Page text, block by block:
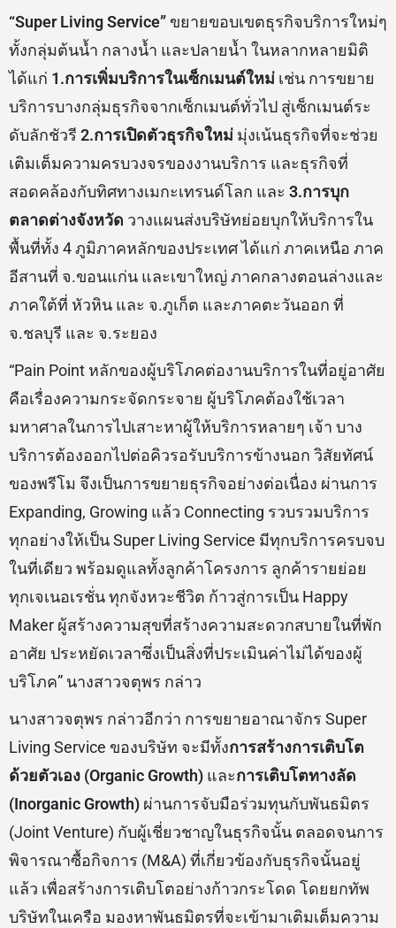
“Super Living Service” ขยายขอบเขตธุรกิจบริการใหม่ๆ
ทั้งกลุ่มต้นน้ำ กลางน้ำ และปลายน้ำ ในหลากหลายมิติ
ได้แก่ 1.การเพิ่มบริการในเซ็กเมนต์ใหม่ เช่น การขยาย
บริการบางกลุ่มธุรกิจจากเซ็กเมนต์ทั่วไป สู่เซ็กเมนต์ระ
ดับลักชัวรี 2.การเปิดตัวธุรกิจใหม่ มุ่งเน้นธุรกิจที่จะช่วย
เติมเต็มความครบวงจรของงานบริการ และธุรกิจที่
สอดคล้องกับทิศทางเมกะเทรนด์โลก และ 3.การบุก
ตลาดต่างจังหวัด วางแผนส่งบริษัทย่อยบุกให้บริการใน
พื้นที่ทั้ง 4 ภูมิภาคหลักของประเทศ ได้แก่ ภาคเหนือ ภาค
อีสานที่ จ.ขอนแก่น และเขาใหญ่ ภาคกลางตอนล่างและ
ภาคใต้ที่ หัวหิน และ จ.ภูเก็ต และภาคตะวันออก ที่
จ.ชลบุรี และ จ.ระยอง
“Pain Point หลักของผู้บริโภคต่องานบริการในที่อยู่อาศัย
คือเรื่องความกระจัดกระจาย ผู้บริโภคต้องใช้เวลา
มหาศาลในการไปเสาะหาผู้ให้บริการหลายๆ เจ้า บาง
บริการต้องออกไปต่อคิวรอรับบริการข้างนอก วิสัยทัศน์
ของพรีโม จึงเป็นการขยายธุรกิจอย่างต่อเนื่อง ผ่านการ
Expanding, Growing แล้ว Connecting รวบรวมบริการ
ทุกอย่างให้เป็น Super Living Service มีทุกบริการครบจบ
ในที่เดียว พร้อมดูแลทั้งลูกค้าโครงการ ลูกค้ารายย่อย
ทุกเจเนอเรชั่น ทุกจังหวะชีวิต ก้าวสู่การเป็น Happy
Maker ผู้สร้างความสุขที่สร้างความสะดวกสบายในที่พัก
อาศัย ประหยัดเวลาซึ่งเป็นสิ่งที่ประเมินค่าไม่ได้ของผู้
บริโภค” นางสาวจตุพร กล่าว
นางสาวจตุพร กล่าวอีกว่า การขยายอาณาจักร Super
Living Service ของบริษัท จะมีทั้งการสร้างการเติบโต
ด้วยตัวเอง (Organic Growth) และการเติบโตทางลัด
(Inorganic Growth) ผ่านการจับมือร่วมทุนกับพันธมิตร
(Joint Venture) กับผู้เชี่ยวชาญในธุรกิจนั้น ตลอดจนการ
พิจารณาซื้อกิจการ (M&A) ที่เกี่ยวข้องกับธุรกิจนั้นอยู่
แล้ว เพื่อสร้างการเติบโตอย่างก้าวกระโดด โดยยกทัพ
บริษัทในเครือ มองหาพันธมิตรที่จะเข้ามาเติมเต็มความ